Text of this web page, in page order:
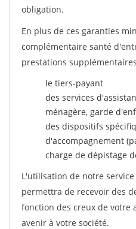
obligation.
En plus de ces garanties
complémentaire santé
prestations
le tiers-payant
des services
ménagère, garde
des dispositifs
d'accompagnement
charge de dépistage
L'utilisation de notre
permettra de recevoir des
fonction des creux de votre
avenir à votre société.